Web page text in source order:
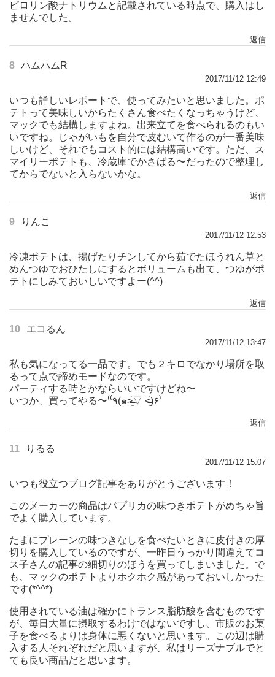
ピロリン酸ナトリウムと記載されている時点で、購入はし
ませんでした。
返信
8 ハムハムR
2017/11/12 12:49
いつも詳しいレポートで、使ってみたいと思いました。ポ
テトって美味しいからたくさん食べたくなっちゃうけど、
マックでも結構しますよね。出来立てを食べられるのもい
いですね。じゃがいもを自分で皮むいて作るのが一番美味
しいけど、それでもコスト的には結構高いです。ただ、ス
マイリーポテトも、冷蔵庫でかさばる〜だったので整理し
てからでないと入らないかな。
返信
9 りんこ
2017/11/12 12:53
冷凍ポテトは、揚げたりチンしてから茹でたほうれん草と
めんつゆでおひたしにするとボリュームも出て、つゆがポ
テトにしみておいしいですよー(^^)
返信
10 エコるん
2017/11/12 13:47
私も気になってる一品です。でも２キロでなかり場所を取
るって点で諦めモードなのです。
パーティする時とかならいいですけどね〜
いつか、買ってやる〜⁽⁽٩(๑˃̶͈̀▽ ˂̶͈́)۶⁾
返信
11 りるる
2017/11/12 15:07
いつも役立つブログ記事をありがとうございます！
このメーカーの商品はパプリカの味つきポテトがめちゃ旨
でよく購入しています。
たまにプレーンの味つきなしを食べたいときに皮付きの厚
切りを購入しているのですが、一昨日うっかり間違えてコ
ス子さんの記事の細切りのほうを買ってしまいました。で
も、マックのポテトよりホクホク感があっておいしかった
です(*^^*)
使用されている油は確かにトランス脂肪酸を含むものです
が、毎日大量に摂取するわけではないですし、市販のお菓
子を食べるよりは身体に悪くないと思います。この辺は購
入する人それぞれだと思いますが、私はリーズナブルでと
ても良い商品だと思います。